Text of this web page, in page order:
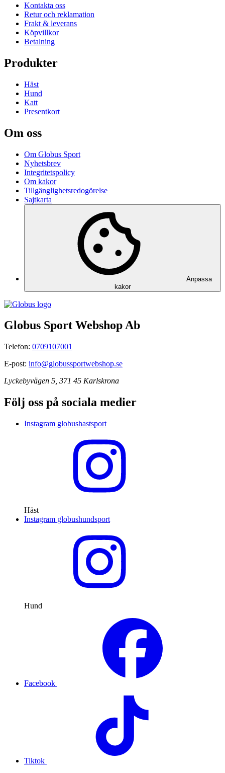
Kontakta oss
Retur och reklamation
Frakt & leverans
Köpvillkor
Betalning
Produkter
Häst
Hund
Katt
Presentkort
Om oss
Om Globus Sport
Nyhetsbrev
Integritetspolicy
Om kakor
Tillgänglighetsredogörelse
Sajtkarta
Anpassa
kakor
Globus Sport Webshop Ab
Telefon: 0709107001
E-post: info@globussportwebshop.se
Lyckebyvägen 5, 371 45 Karlskrona
Följ oss på sociala medier
Instagram globushastsport
Häst
Instagram globushundsport
Hund
Facebook
Tiktok